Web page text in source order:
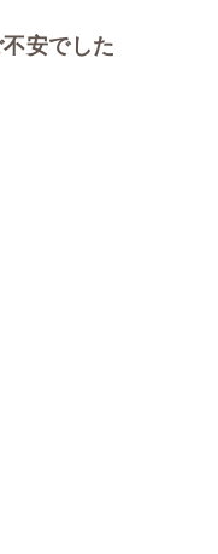
安でした